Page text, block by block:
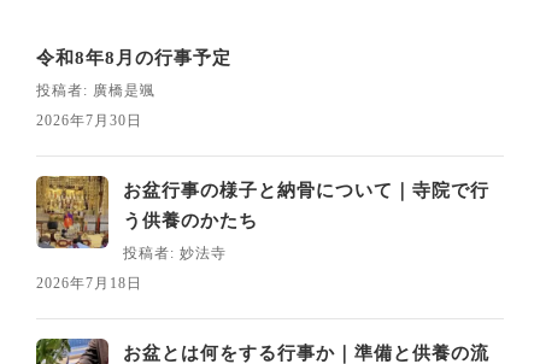
令和8年8月の行事予定
投稿者: 廣橋是颯
2026年7月30日
お盆行事の様子と納骨について｜寺院で行
う供養のかたち
投稿者: 妙法寺
2026年7月18日
お盆とは何をする行事か｜準備と供養の流